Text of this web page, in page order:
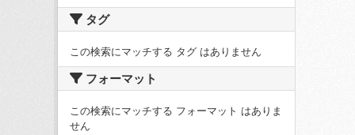
タグ
この検索にマッチする タグ はありません
フォーマット
この検索にマッチする フォーマット はありま
せん